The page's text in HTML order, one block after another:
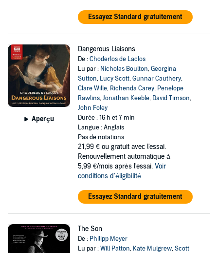
Essayez Standard gratuitement
Aperçu
Dangerous Liaisons
De :Choderlos de Laclos
Lu par : Nicholas Boulton,Georgina
Sutton, Lucy Scott,Gunnar Cauthery,
Clare Wille, Richenda Carey, Penelope
Rawlins,Jonathan Keeble, David Timson,
John Foley
Durée : 16 h et 7 min
Langue : Anglais
Pas de notations
21,99 € ou gratuit avec l'essai.
Renouvellement automatique à
5,99 €/mois après l'essai. Voir
conditions d'éligibilité
Essayez Standard gratuitement
The Son
De : Philipp Meyer
Lu par :Will Patton, Kate Mulgrew,Scott